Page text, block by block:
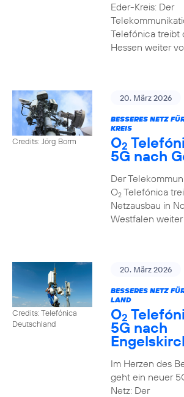
Eder-Kreis: Der
Telefónica treibt
Hessen weiter
Credits: Jörg Borm
20. März 2026
BESSERES NETZ
KREIS
O2
5G nach
Der
O2Telefónica
Netzausbau in
Westfalen
Credits: Telefónica
Deutschland
20. März 2026
BESSERES NETZ
LAND
O2
5G nach
Im Herzen des
geht ein neuer
Netz: Der